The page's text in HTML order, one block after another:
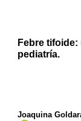
Febre
pediatría.
Joaquina